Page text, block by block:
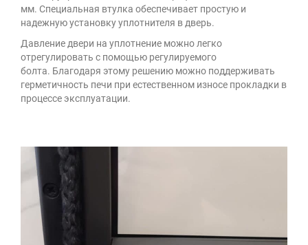
мм. Специальная втулка обеспечивает простую и
надежную установку уплотнителя в дверь.
Давление двери на уплотнение можно легко
отрегулировать с помощью регулируемого
болта. Благодаря этому решению можно поддерживать
герметичность печи при естественном износе прокладки в
процессе эксплуатации.